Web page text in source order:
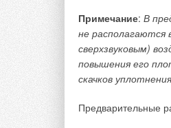
Примечание: В
не
сверхзвуковым)
повышения его
скачков
Предварительные